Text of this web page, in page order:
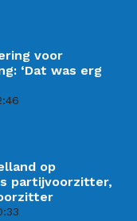
voor
‘Dat was erg
op
partijvoorzitter,